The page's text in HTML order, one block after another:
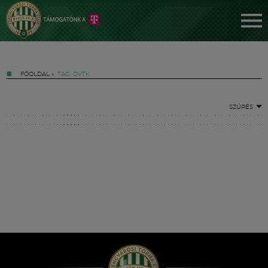
FŐOLDAL » TAG: DVTK
SZŰRÉS
Hírek